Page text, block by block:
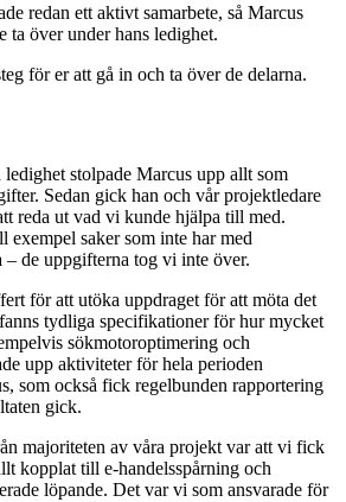
redan ett aktivt samarbete, så Marcus
ta över under hans ledighet.
för er att gå in och ta över de delarna.
stolpade Marcus upp allt som
Sedan gick han och vår projektledare
reda ut vad vi kunde hjälpa till med.
exempel saker som inte har med
– de uppgifterna tog vi inte över.
för att utöka uppdraget för att möta det
tydliga specifikationer för hur mycket
sökmotoroptimering och
upp aktiviteter för hela perioden
som också fick regelbunden rapportering
gick.
majoriteten av våra projekt var att vi fick
kopplat till e-handelsspårning och
löpande. Det var vi som ansvarade för